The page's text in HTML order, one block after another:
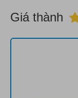
Giá thành